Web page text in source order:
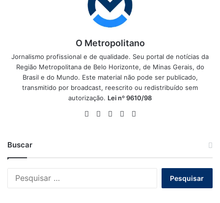
O Metropolitano
Jornalismo profissional e de qualidade. Seu portal de notícias da
Região Metropolitana de Belo Horizonte, de Minas Gerais, do
Brasil e do Mundo. Este material não pode ser publicado,
transmitido por broadcast, reescrito ou redistribuído sem
autorização. Lei nº 9610/98
WebsiteFacebook
X YouTube
Buscar